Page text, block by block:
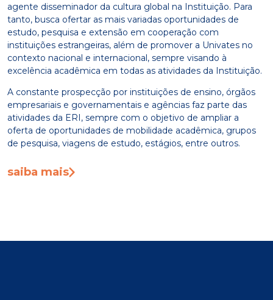
agente disseminador da cultura global na Instituição. Para
tanto, busca ofertar as mais variadas oportunidades de
estudo, pesquisa e extensão em cooperação com
instituições estrangeiras, além de promover a Univates no
contexto nacional e internacional, sempre visando à
excelência acadêmica em todas as atividades da Instituição.
A constante prospecção por instituições de ensino, órgãos
empresariais e governamentais e agências faz parte das
atividades da ERI, sempre com o objetivo de ampliar a
oferta de oportunidades de mobilidade acadêmica, grupos
de pesquisa, viagens de estudo, estágios, entre outros.
saiba mais